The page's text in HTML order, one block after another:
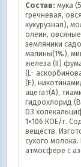
Состав: мука
гречневая,
кукурузная),
олеин,
земляники
малины(1%),
железа (II)
(L-
(Е),
ацетат(А),
гидрохлорид
D3
1×106 КОЕ/г.
веществ.
сухого
атмосфере с